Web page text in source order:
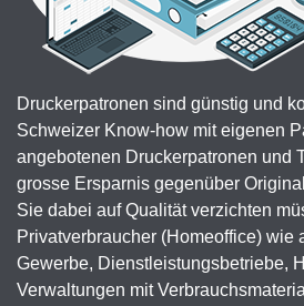
Druckerpatronen sind günstig und
Schweizer Know-how mit eigenen
angebotenen Druckerpatronen und
grosse Ersparnis gegenüber
Sie dabei auf Qualität verzichten
Privatverbraucher (Homeoffice) wie
Gewerbe, Dienstleistungsbetriebe,
Verwaltungen mit